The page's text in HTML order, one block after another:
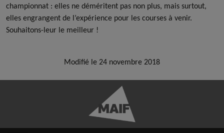
championnat : elles ne déméritent pas non plus, mais surtout,
elles engrangent de l’expérience pour les courses à venir.
Souhaitons-leur le meilleur !
Modifié le 24 novembre 2018